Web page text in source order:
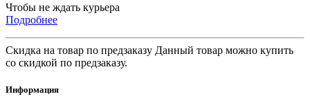
Чтобы не ждать курьера
Подробнее
Скидка на товар по предзаказу Данный товар можно купить
со скидкой по предзаказу.
Информация